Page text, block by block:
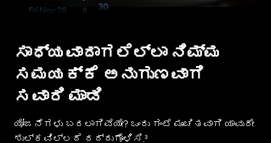
ಸಾಧ್ಯವಾದಾಗಲೆಲ್ಲಾ ನಿಮ್ಮ
ಸಮಯಕ್ಕೆ ಅನುಗುಣವಾಗಿ
ಸವಾರಿ ಮಾಡಿ
ಯೋಜನೆಗಳು ಬದಲಾಗಿವೆಯೇ? ಒಂದು ಗಂಟೆ ಮುಂಚಿತವಾಗಿ ಯಾವುದೇ
ಶುಲ್ಕವಿಲ್ಲದೆ ರದ್ದುಗೊಳಿಸಿ.³